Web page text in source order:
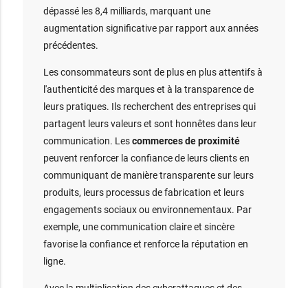
dépassé les 8,4 milliards, marquant une
augmentation significative par rapport aux années
précédentes.
Les consommateurs sont de plus en plus attentifs à
l'authenticité des marques et à la transparence de
leurs pratiques. Ils recherchent des entreprises qui
partagent leurs valeurs et sont honnêtes dans leur
communication. Lescommerces de proximité
peuvent renforcer la confiance de leurs clients en
communiquant de manière transparente sur leurs
produits, leurs processus de fabrication et leurs
engagements sociaux ou environnementaux. Par
exemple, une communication claire et sincère
favorise la confiance et renforce la réputation en
ligne.